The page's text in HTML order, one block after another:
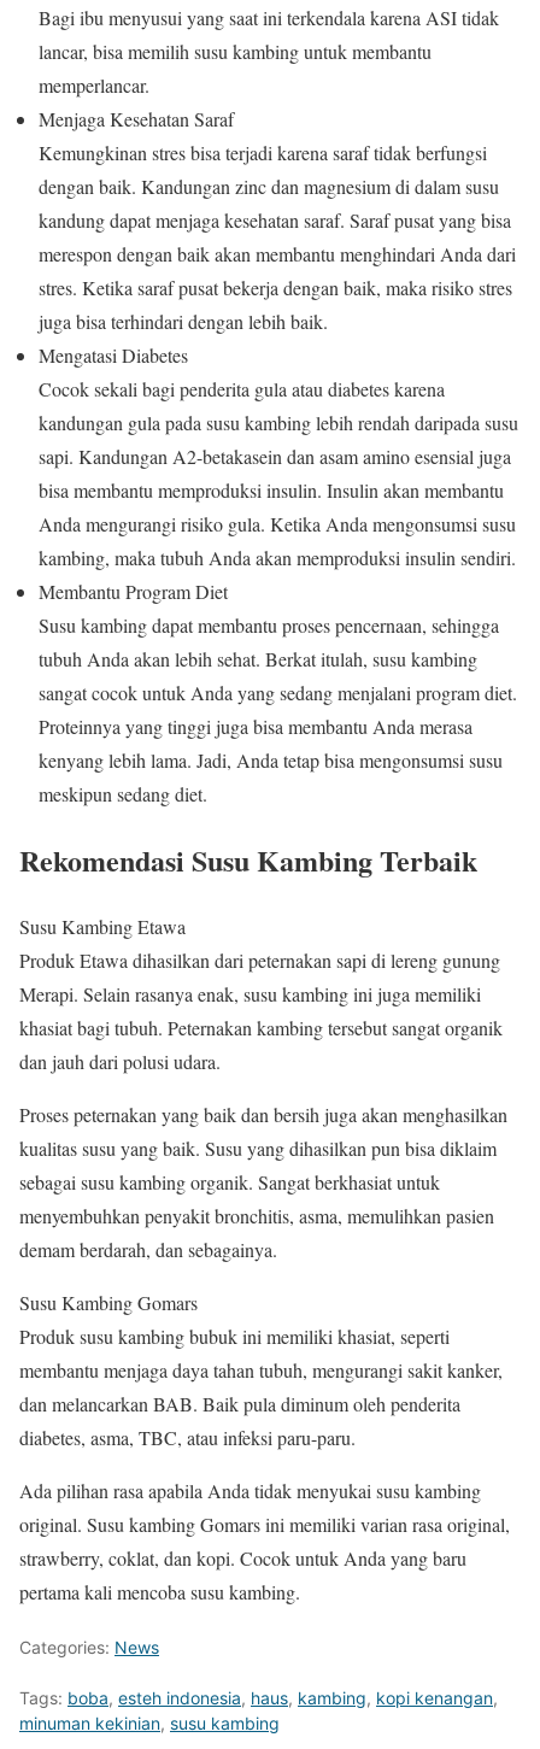
Bagi ibu menyusui yang saat ini terkendala karena ASI tidak
lancar, bisa memilih susu kambing untuk membantu
memperlancar.
Menjaga Kesehatan Saraf
Kemungkinan stres bisa terjadi karena saraf tidak berfungsi
dengan baik. Kandungan zinc dan magnesium di dalam susu
kandung dapat menjaga kesehatan saraf. Saraf pusat yang bisa
merespon dengan baik akan membantu menghindari Anda dari
stres. Ketika saraf pusat bekerja dengan baik, maka risiko stres
juga bisa terhindari dengan lebih baik.
Mengatasi Diabetes
Cocok sekali bagi penderita gula atau diabetes karena
kandungan gula pada susu kambing lebih rendah daripada susu
sapi. Kandungan A2-betakasein dan asam amino esensial juga
bisa membantu memproduksi insulin. Insulin akan membantu
Anda mengurangi risiko gula. Ketika Anda mengonsumsi susu
kambing, maka tubuh Anda akan memproduksi insulin sendiri.
Membantu Program Diet
Susu kambing dapat membantu proses pencernaan, sehingga
tubuh Anda akan lebih sehat. Berkat itulah, susu kambing
sangat cocok untuk Anda yang sedang menjalani program diet.
Proteinnya yang tinggi juga bisa membantu Anda merasa
kenyang lebih lama. Jadi, Anda tetap bisa mengonsumsi susu
meskipun sedang diet.
Rekomendasi Susu Kambing Terbaik
Susu Kambing Etawa
Produk Etawa dihasilkan dari peternakan sapi di lereng gunung
Merapi. Selain rasanya enak, susu kambing ini juga memiliki
khasiat bagi tubuh. Peternakan kambing tersebut sangat organik
dan jauh dari polusi udara.
Proses peternakan yang baik dan bersih juga akan menghasilkan
kualitas susu yang baik. Susu yang dihasilkan pun bisa diklaim
sebagai susu kambing organik. Sangat berkhasiat untuk
menyembuhkan penyakit bronchitis, asma, memulihkan pasien
demam berdarah, dan sebagainya.
Susu Kambing Gomars
Produk susu kambing bubuk ini memiliki khasiat, seperti
membantu menjaga daya tahan tubuh, mengurangi sakit kanker,
dan melancarkan BAB. Baik pula diminum oleh penderita
diabetes, asma, TBC, atau infeksi paru-paru.
Ada pilihan rasa apabila Anda tidak menyukai susu kambing
original. Susu kambing Gomars ini memiliki varian rasa original,
strawberry, coklat, dan kopi. Cocok untuk Anda yang baru
pertama kali mencoba susu kambing.
Categories: News
Tags: boba, esteh indonesia, haus, kambing, kopi kenangan,
minuman kekinian, susu kambing